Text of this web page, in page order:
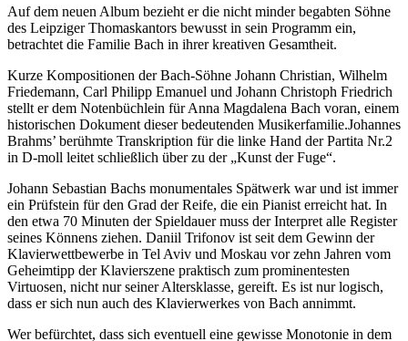
Auf dem neuen Album bezieht er die nicht minder begabten Söhne
des Leipziger Thomaskantors bewusst in sein Programm ein,
betrachtet die Familie Bach in ihrer kreativen Gesamtheit.
Kurze Kompositionen der Bach-Söhne Johann Christian, Wilhelm
Friedemann, Carl Philipp Emanuel und Johann Christoph Friedrich
stellt er dem Notenbüchlein für Anna Magdalena Bach voran, einem
historischen Dokument dieser bedeutenden Musikerfamilie.Johannes
Brahms­’ berühmte Transkription für die linke Hand der Partita Nr.2
in D-moll leitet schließlich über zu der „Kunst der Fuge“.
Johann Sebastian Bachs monumentales Spätwerk war und ist immer
ein Prüfstein für den Grad der Reife, die ein Pianist erreicht hat. In
den etwa 70 Minuten der Spieldauer muss der Interpret alle Register
seines Könnens ziehen. Daniil Trifonov ist seit dem Gewinn der
Klavierwettbewerbe in Tel Aviv und Moskau vor zehn Jahren vom
Geheimtipp der Klavierszene praktisch zum prominentesten
Virtuosen, nicht nur seiner Altersklasse, gereift. Es ist nur logisch,
dass er sich nun auch des Klavierwerkes von Bach annimmt.
Wer befürchtet, dass sich eventuell eine gewisse Monotonie in dem